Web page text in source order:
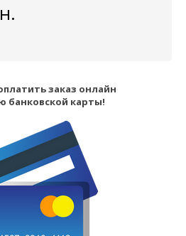
заказ онлайн
банковской карты!